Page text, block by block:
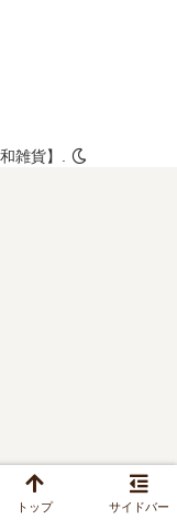
雑貨】.
トップ サイドバー